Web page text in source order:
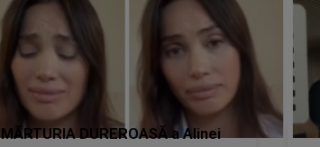
MĂRTURIA DUREROASĂ a Alinei